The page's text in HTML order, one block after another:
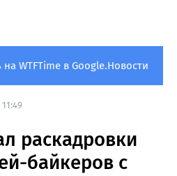
WTFTime в Google.Новости
раскадровки
байкеров с